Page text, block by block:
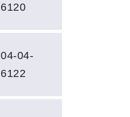
6120
04-04-
6122